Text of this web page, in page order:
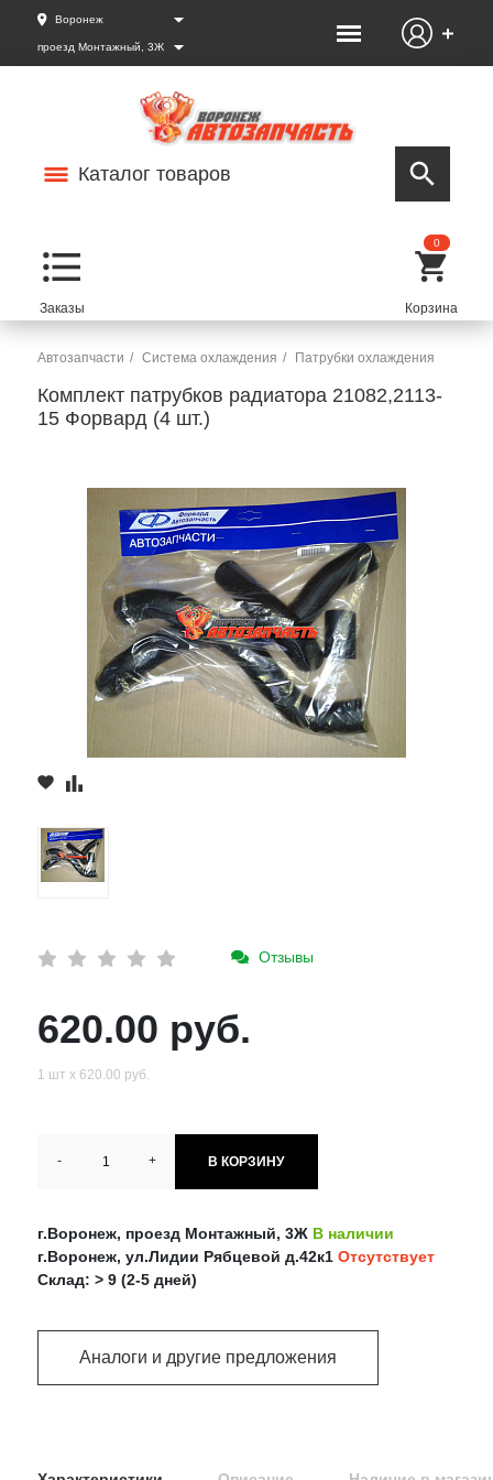
Воронеж
проезд Монтажный, 3Ж
Каталог товаров
0
Автозапчасти Система охлаждения Патрубки охлаждения
Комплект патрубков радиатора 21082,2113-
15 Форвард (4 шт.)
Отзывы
620.00 руб.
1 шт х 620.00 руб.
- + В КОРЗИНУ
г.Воронеж, проезд Монтажный, 3Ж В наличии
г.Воронеж, ул.Лидии Рябцевой д.42к1 Отсутствует
Склад: > 9 (2-5 дней)
Аналоги и другие предложения